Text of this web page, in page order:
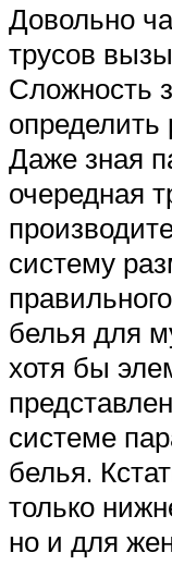
Довольно
трусов
Сложность
определить
Даже зная
очередная
систему
белья для
хотя бы
системе
белья.
только
но и для